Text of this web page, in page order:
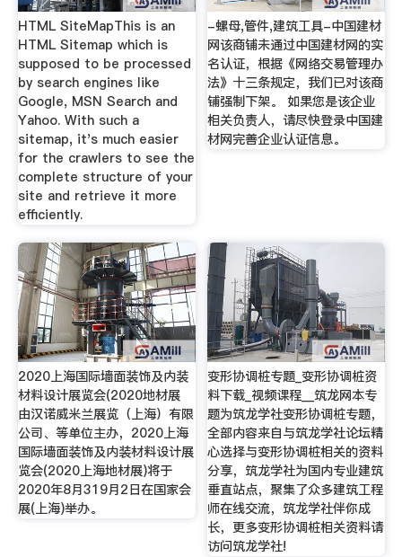
HTML SiteMapThis is an
HTML Sitemap which is
supposed to be processed
by search engines like
Google, MSN Search and
Yahoo. With such a
sitemap, it's much easier
for the crawlers to see the
complete structure of your
site and retrieve it more
efficiently.
-螺母,管件,建筑工具-中国建材
网该商铺未通过中国建材网的实
名认证，根据《网络交易管理办
法》十三条规定，我们已对该商
铺强制下架。 如果您是该企业
相关负责人，请尽快登录中国建
材网完善企业认证信息。
2020上海国际墙面装饰及内装
材料设计展览会(2020地材展
由汉诺威米兰展览（上海）有限
公司、等单位主办，2020上海
国际墙面装饰及内装材料设计展
览会(2020上海地材展)将于
2020年8月319月2日在国家会
展(上海)举办。
变形协调桩专题_变形协调桩资
料下载_视频课程__筑龙网本专
题为筑龙学社变形协调桩专题，
全部内容来自与筑龙学社论坛精
心选择与变形协调桩相关的资料
分享，筑龙学社为国内专业建筑
垂直站点，聚集了众多建筑工程
师在线交流，筑龙学社伴你成
长，更多变形协调桩相关资料请
访问筑龙学社!